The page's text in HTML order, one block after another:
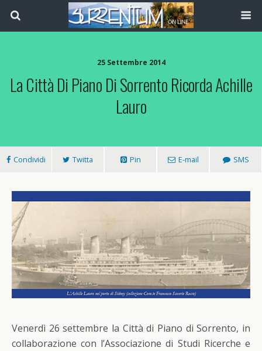
25 Settembre 2014
La Città Di Piano Di Sorrento Ricorda Achille
Lauro
Condividi Twitta Pin E-mail SMS
Venerdì 26 settembre la Città di Piano di Sorrento, in
collaborazione con l’Associazione di Studi Ricerche e